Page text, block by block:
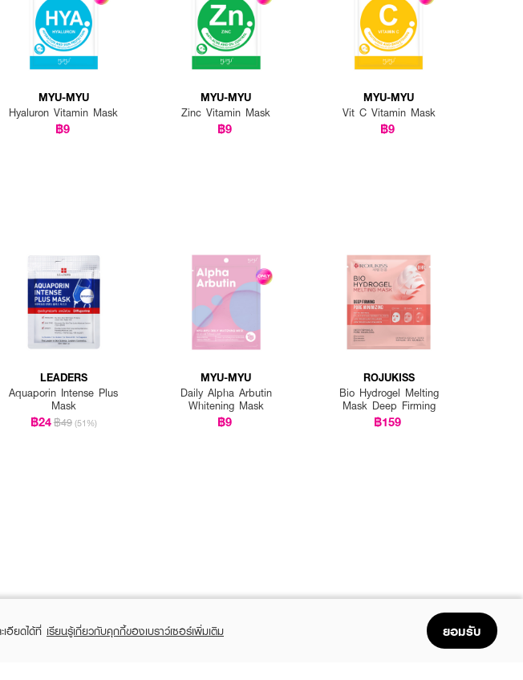
MYU-MYU
Hyaluron Vitamin Mask
฿9
MYU-MYU
Zinc Vitamin Mask
฿9
MYU-MYU
Vit C Vitamin Mask
฿9
LEADERS
Aquaporin Intense Plus
Mask
฿24฿49 (51%)
MYU-MYU
Daily Alpha Arbutin
Whitening Mask
฿9
ROJUKISS
Bio Hydrogel Melting
Mask Deep Firming
฿159
อียดได้ที่ เรียนรู้เกี่ยวกับคุกกี้ของเบราว์เซอร์เพิ่มเติม ยอมรับ